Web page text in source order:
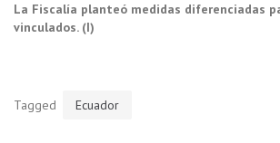
La Fiscalía planteó medidas diferenciadas
vinculados. (I)
Tagged Ecuador